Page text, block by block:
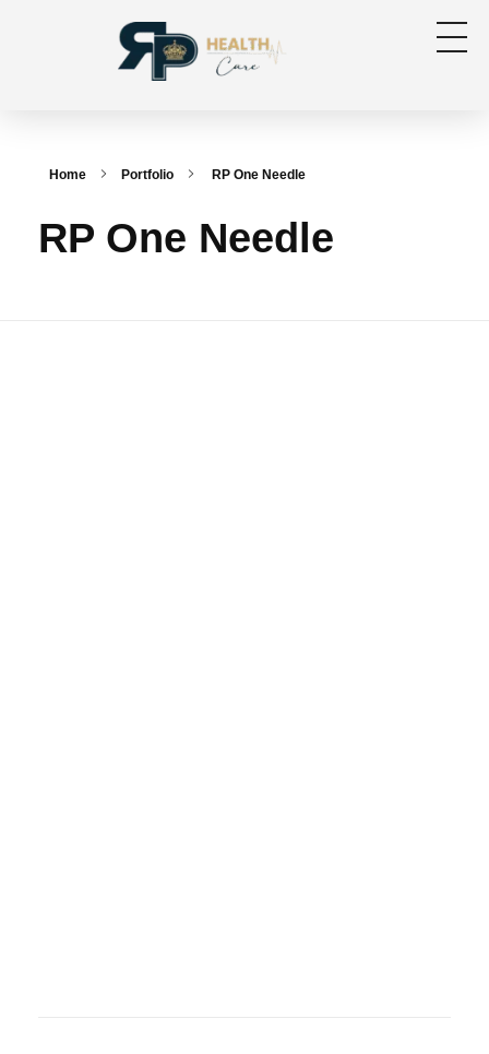
Home Portfolio RP One Needle
RP One Needle